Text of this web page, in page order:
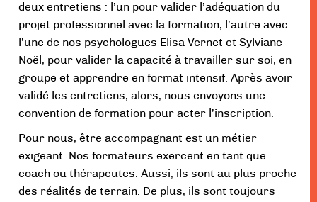
deux entretiens : l’un pour valider l’adéquation du
projet professionnel avec la formation, l’autre avec
l’une de nos psychologues Elisa Vernet et Sylviane
Noël, pour valider la capacité à travailler sur soi, en
groupe et apprendre en format intensif. Après avoir
validé les entretiens, alors, nous envoyons une
convention de formation pour acter l’inscription.
Pour nous, être accompagnant est un métier
exigeant. Nos formateurs exercent en tant que
coach ou thérapeutes. Aussi, ils sont au plus proche
des réalités de terrain. De plus, ils sont toujours